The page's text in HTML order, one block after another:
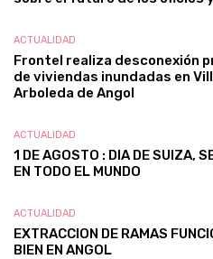
ACTUALIDAD
Frontel realiza desconexión
de viviendas inundadas en
Arboleda de Angol
ACTUALIDAD
1 DE AGOSTO : DIA DE SUIZA,
EN TODO EL MUNDO
ACTUALIDAD
EXTRACCION DE RAMAS
BIEN EN ANGOL